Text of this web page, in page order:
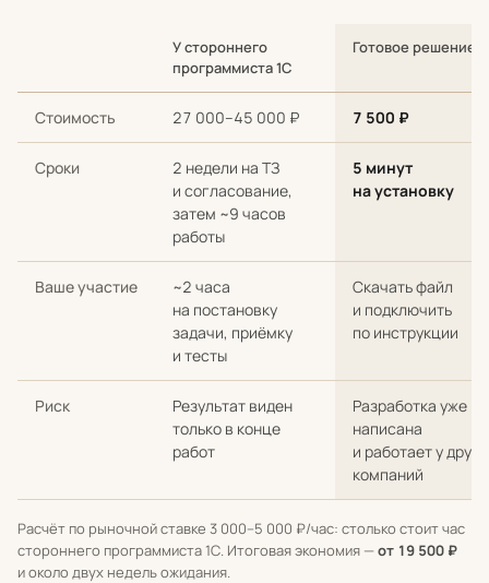
У стороннего
программиста 1С
Готовое решение
Стоимость 27 000–45 000 ₽ 7 500 ₽
Сроки
2 недели на ТЗ
и согласование,
затем ~9 часов
работы
5 минут
на установку
Ваше участие
~2 часа
на постановку
задачи, приёмку
и тесты
Скачать файл
и подключить
по инструкции
Риск
Результат виден
только в конце
работ
Разработка уже
написана
и работает у
компаний
Расчёт по рыночной ставке 3 000–5 000 ₽/час: столько стоит час
стороннего программиста 1С. Итоговая экономия —от 19 500 ₽
и около двух недель ожидания.